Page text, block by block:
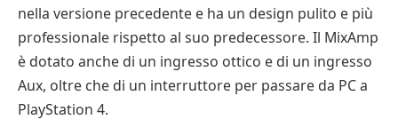
nella versione precedente e ha un design pulito e più
professionale rispetto al suo predecessore. Il MixAmp
è dotato anche di un ingresso ottico e di un ingresso
Aux, oltre che di un interruttore per passare da PC a
PlayStation 4.